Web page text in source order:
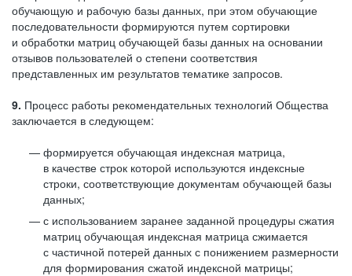
обучающую и рабочую базы данных, при этом обучающие
последовательности формируются путем сортировки
и обработки матриц обучающей базы данных на основании
отзывов пользователей о степени соответствия
представленных им результатов тематике запросов.
9. Процесс работы рекомендательных технологий Общества
заключается в следующем:
формируется обучающая индексная матрица,
в качестве строк которой используются индексные
строки, соответствующие документам обучающей базы
данных;
с использованием заранее заданной процедуры сжатия
матриц обучающая индексная матрица сжимается
с частичной потерей данных с понижением размерности
для формирования сжатой индексной матрицы;